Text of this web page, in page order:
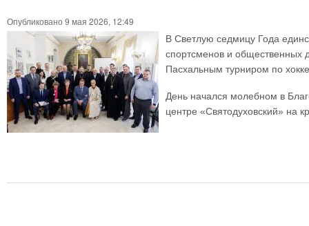
Опубликовано 9 мая 2026, 12:49
В Светлую седмицу Года
спортсменов и общественных
Пасхальным турниром по
День начался молебном в
центре «Святодуховский» на